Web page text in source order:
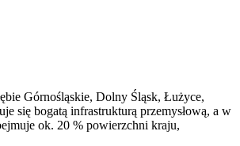
Górnośląskie, Dolny Śląsk, Łużyce,
się bogatą infrastrukturą przemysłową, a w
ok. 20 % powierzchni kraju,